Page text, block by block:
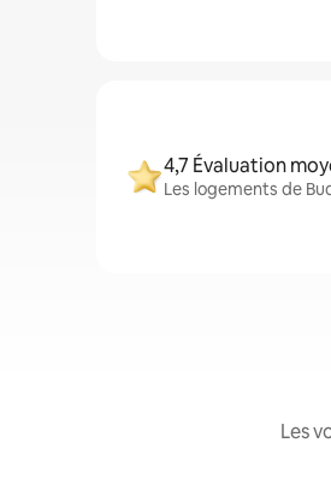
4,7 Évaluation
Les logements de
Les